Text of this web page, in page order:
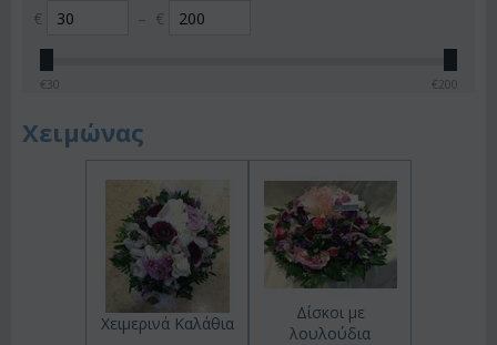
€ – €
€30 €200
Χειμώνας
Χειμερινά Καλάθια
Δίσκοι με
λουλούδια